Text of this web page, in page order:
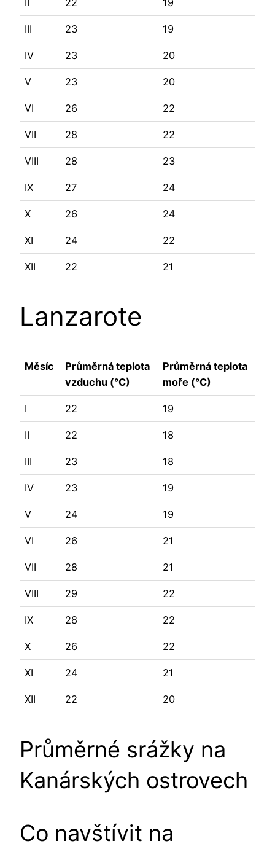
III 23 19
IV 23 20
V 23 20
VI 26 22
VII 28 22
VIII 28 23
IX 27 24
X 26 24
XI 24 22
XII 22 21
Lanzarote
Měsíc
Průměrná teplota
vzduchu (°C)
Průměrná teplota
moře (°C)
I 22 19
II 22 18
III 23 18
IV 23 19
V 24 19
VI 26 21
VII 28 21
VIII 29 22
IX 28 22
X 26 22
XI 24 21
XII 22 20
Průměrné srážky na
Kanárských ostrovech
Co navštívit na